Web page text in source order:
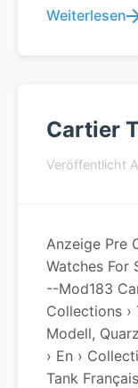
Weiterlesen
Cartier
Veröffentlicht
Anzeige Pre
Watches For
--Mod183
Collections ›
Modell,
› En ›
Tank